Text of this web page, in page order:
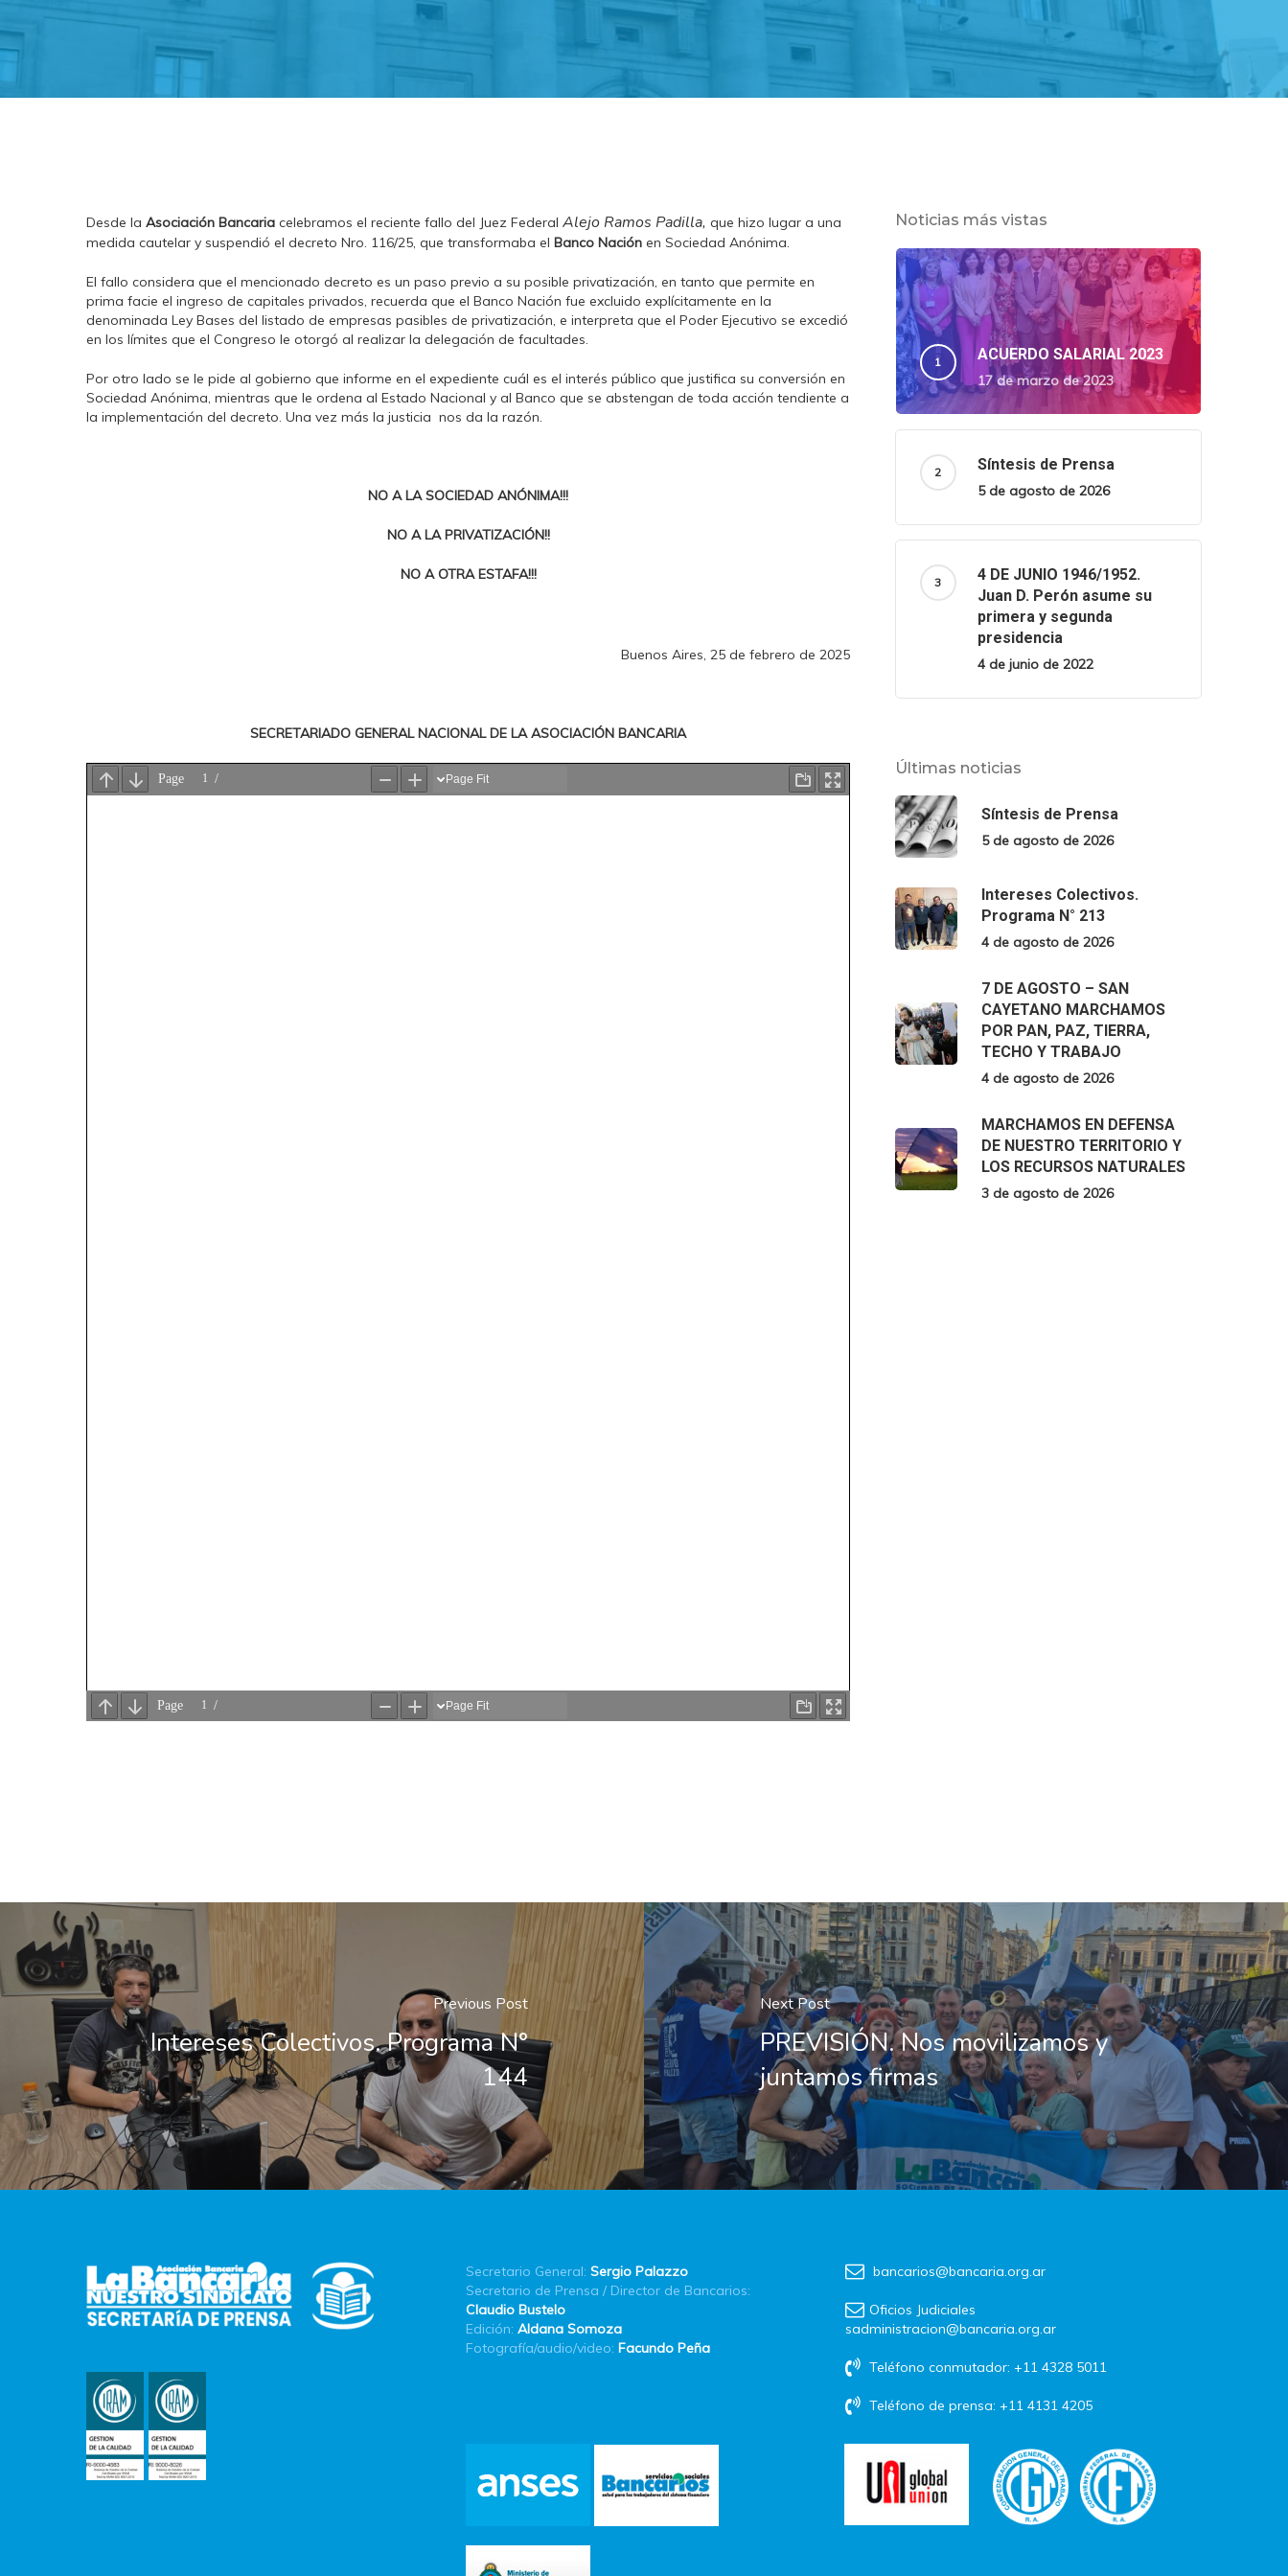
Desde la Asociación Bancaria celebramos el reciente fallo del Juez Federal Alejo Ramos Padilla, que hizo lugar a una
medida cautelar y suspendió el decreto Nro. 116/25, que transformaba el Banco Nación en Sociedad Anónima.
El fallo considera que el mencionado decreto es un paso previo a su posible privatización, en tanto que permite en
prima facie el ingreso de capitales privados, recuerda que el Banco Nación fue excluido explícitamente en la
denominada Ley Bases del listado de empresas pasibles de privatización, e interpreta que el Poder Ejecutivo se excedió
en los límites que el Congreso le otorgó al realizar la delegación de facultades.
Por otro lado se le pide al gobierno que informe en el expediente cuál es el interés público que justifica su conversión en
Sociedad Anónima, mientras que le ordena al Estado Nacional y al Banco que se abstengan de toda acción tendiente a
la implementación del decreto. Una vez más la justicia nos da la razón.
NO A LA SOCIEDAD ANÓNIMA!!!
NO A LA PRIVATIZACIÓN!!
NO A OTRA ESTAFA!!!
Buenos Aires, 25 de febrero de 2025
SECRETARIADO GENERAL NACIONAL DE LA ASOCIACIÓN BANCARIA
Noticias más vistas
ACUERDO SALARIAL 2023
17 de marzo de 2023
Síntesis de Prensa
5 de agosto de 2026
4 DE JUNIO 1946/1952.
Juan D. Perón asume su
primera y segunda
presidencia
4 de junio de 2022
Últimas noticias
Síntesis de Prensa
5 de agosto de 2026
Intereses Colectivos.
Programa N° 213
4 de agosto de 2026
7 DE AGOSTO – SAN
CAYETANO MARCHAMOS
POR PAN, PAZ, TIERRA,
TECHO Y TRABAJO
4 de agosto de 2026
MARCHAMOS EN DEFENSA
DE NUESTRO TERRITORIO Y
LOS RECURSOS NATURALES
3 de agosto de 2026
Previous Post
Intereses Colectivos. Programa N°
144
Next Post
PREVISIÓN. Nos movilizamos y
juntamos firmas
Secretario General: Sergio Palazzo
Secretario de Prensa / Director de Bancarios:
Claudio Bustelo
Edición: Aldana Somoza
Fotografía/audio/video: Facundo Peña
bancarios@bancaria.org.ar
Oficios Judiciales
sadministracion@bancaria.org.ar
Teléfono conmutador: +11 4328 5011
Teléfono de prensa: +11 4131 4205